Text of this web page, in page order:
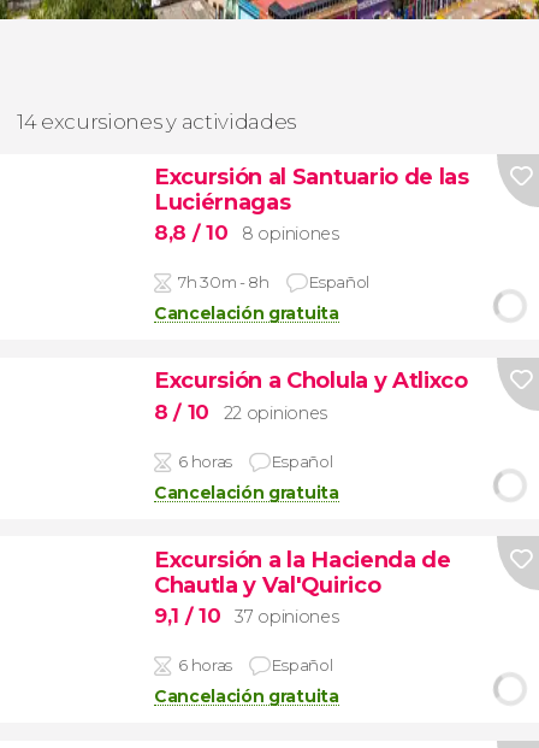
14 excursiones y actividades
Excursión al Santuario de las
Luciérnagas
8,8 / 10 8 opiniones
7h 30m - 8h Español
Cancelación gratuita
Excursión a Cholula y Atlixco
8/ 10 22 opiniones
6 horas Español
Cancelación gratuita
Excursión a la Hacienda de
Chautla y Val'Quirico
9,1 / 10 37 opiniones
6 horas Español
Cancelación gratuita